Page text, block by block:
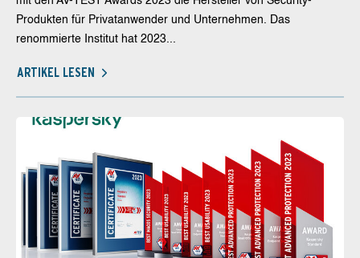
Produkten für Privatanwender und Unternehmen. Das
renommierte Institut hat 2023...
ARTIKEL LESEN